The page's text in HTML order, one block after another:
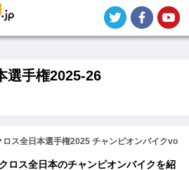
選手権2025-26
ロス全日本選手権2025 チャンピオンバイクvo
ロス全日本のチャンピオンバイクを紹